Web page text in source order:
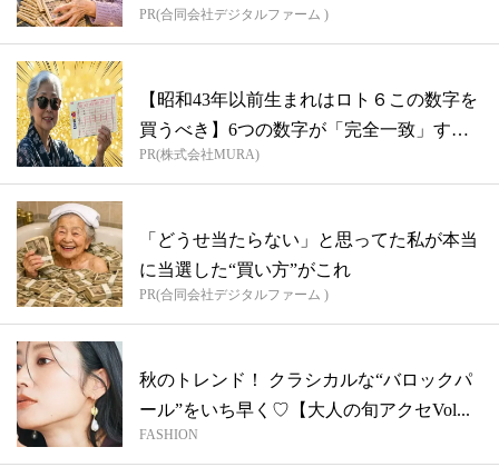
PR(合同会社デジタルファーム )
【昭和43年以前生まれはロト６この数字を
買うべき】6つの数字が「完全一致」する
方...
PR(株式会社MURA)
「どうせ当たらない」と思ってた私が本当
に当選した“買い方”がこれ
PR(合同会社デジタルファーム )
秋のトレンド！ クラシカルな“バロックパ
ール”をいち早く♡【大人の旬アクセVol...
FASHION